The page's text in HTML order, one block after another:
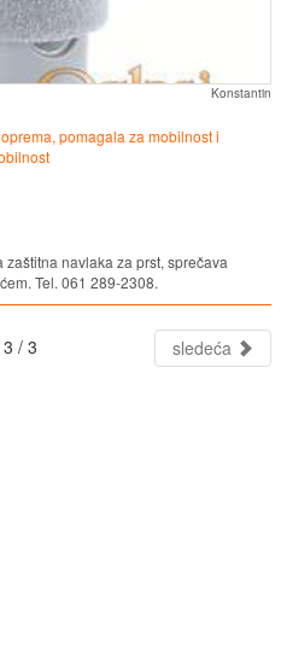
Konstantin
pomagala za mobilnost i
navlaka za prst, sprečava
Tel. 061 289-2308.
3 / 3 sledeća